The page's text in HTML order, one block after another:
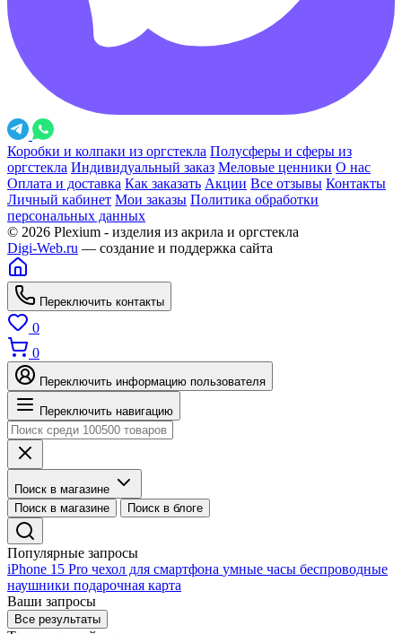
Коробки и колпаки из оргстекла Полусферы и сферы из
оргстекла Индивидуальный заказ Меловые ценники О нас
Оплата и доставка Как заказать Акции Все отзывы Контакты
Личный кабинет Мои заказы Политика обработки
персональных данных
© 2026 Plexium - изделия из акрила и оргстекла
Digi-Web.ru — создание и поддержка сайта
Переключить контакты
0
0
Переключить информацию пользователя
Переключить навигацию
Поиск в магазине
Поиск в магазине
Поиск в блоге
Популярные запросы
iPhone 15 Pro чехол для смартфона умные часы беспроводные
наушники подарочная карта
Ваши запросы
Все результаты